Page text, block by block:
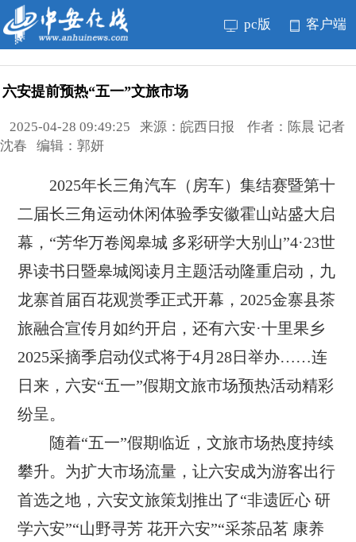
pc版 客户端
六安提前预热“五一”文旅市场
2025-04-28 09:49:25 来源：皖西日报 作者：陈晨 记者
沈春 编辑：郭妍
2025年长三角汽车（房车）集结赛暨第十
二届长三角运动休闲体验季安徽霍山站盛大启
幕，“芳华万卷阅皋城 多彩研学大别山”4·23世
界读书日暨皋城阅读月主题活动隆重启动，九
龙寨首届百花观赏季正式开幕，2025金寨县茶
旅融合宣传月如约开启，还有六安·十里果乡
2025采摘季启动仪式将于4月28日举办……连
日来，六安“五一”假期文旅市场预热活动精彩
纷呈。
随着“五一”假期临近，文旅市场热度持续
攀升。为扩大市场流量，让六安成为游客出行
首选之地，六安文旅策划推出了“非遗匠心 研
学六安”“山野寻芳 花开六安”“采茶品茗 康养